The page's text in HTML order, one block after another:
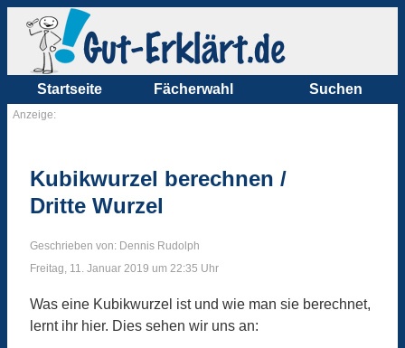
Startseite Fächerwahl Suchen
Anzeige:
Kubikwurzel berechnen /
Dritte Wurzel
Geschrieben von: Dennis Rudolph
Freitag, 11. Januar 2019 um 22:35 Uhr
Was eine Kubikwurzel ist und wie man sie berechnet,
lernt ihr hier. Dies sehen wir uns an: